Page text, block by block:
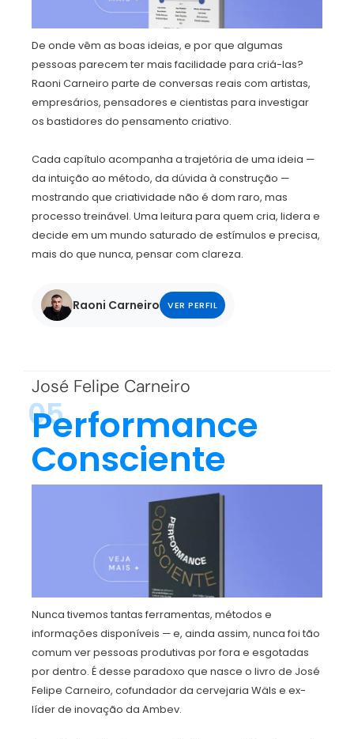
De onde vêm as boas ideias, e por que algumas
pessoas parecem ter mais facilidade para criá-las?
Raoni Carneiro parte de conversas reais com artistas,
empresários, pensadores e cientistas para investigar
os bastidores do pensamento criativo.
Cada capítulo acompanha a trajetória de uma ideia —
da intuição ao método, da dúvida à construção —
mostrando que criatividade não é dom raro, mas
processo treinável. Uma leitura para quem cria, lidera e
decide em um mundo saturado de estímulos e precisa,
mais do que nunca, pensar com clareza.
Raoni Carneiro VER PERFIL
05
José Felipe Carneiro
Performance
Consciente
Nunca tivemos tantas ferramentas, métodos e
informações disponíveis — e, ainda assim, nunca foi tão
comum ver pessoas produtivas por fora e esgotadas
por dentro. É desse paradoxo que nasce o livro de José
Felipe Carneiro, cofundador da cervejaria Wäls e ex-
líder de inovação da Ambev.